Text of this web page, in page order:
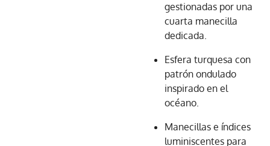
gestionadas por una
cuarta manecilla
dedicada.
Esfera turquesa con
patrón ondulado
inspirado en el
océano.
Manecillas e índices
luminiscentes para